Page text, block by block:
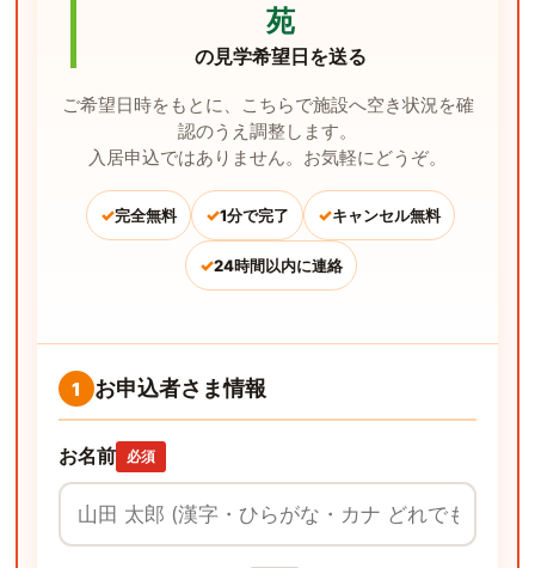
苑
の見学希望日を送る
ご希望日時をもとに、こちらで施設へ空き状況を確
認のうえ調整します。
入居申込ではありません。お気軽にどうぞ。
✓完全無料 ✓1分で完了 ✓キャンセル無料
✓24時間以内に連絡
1 お申込者さま情報
お名前 必須